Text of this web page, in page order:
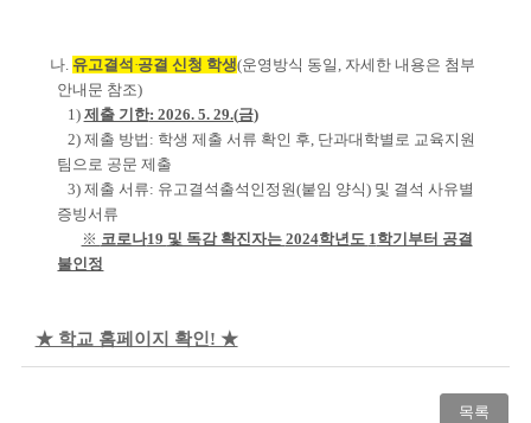
나. 유고결석·공결 신청 학생(운영방식 동일 자세한 내용은 첨부
안내문 참조)
1) 제출 기한: 2026. 5. 29.(금)
2) 제출 방법 : 학생 제출 서류 확인 후 단과대학별로 교육지원
팀으로 공문 제출
3) 제출 서류: 유고결석출석인정원(붙임 양식) 및 결석 사유별
증빙서류
※ 코로나19 및 독감 확진자는 2024학년도 1 학기부터 공결
불인정
★ 학교 홈페이지 확인! ★
목록